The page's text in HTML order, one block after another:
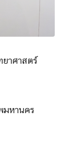
ยาศาสตร์
มหานคร